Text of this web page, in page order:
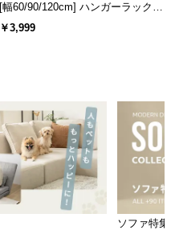
[幅60/90/120cm] ハンガーラック
スチール 4段階高さ調節 サイドフ
￥3,999
ソファ特集